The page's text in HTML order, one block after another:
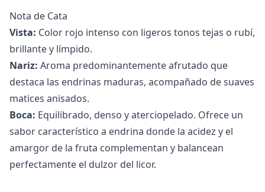
Nota de Cata
Vista: Color rojo intenso con ligeros tonos tejas o rubí,
brillante y límpido.
Nariz: Aroma predominantemente afrutado que
destaca las endrinas maduras, acompañado de suaves
matices anisados.
Boca: Equilibrado, denso y aterciopelado. Ofrece un
sabor característico a endrina donde la acidez y el
amargor de la fruta complementan y balancean
perfectamente el dulzor del licor.